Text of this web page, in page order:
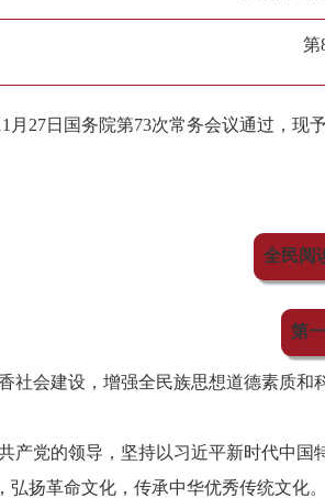
第
月27日国务院第73次常务会议通过，现
全民阅
第
社会建设，增强全民族思想道德素质
产党的领导，坚持以习近平新时代中
扬革命文化，传承中华优秀传统文化。